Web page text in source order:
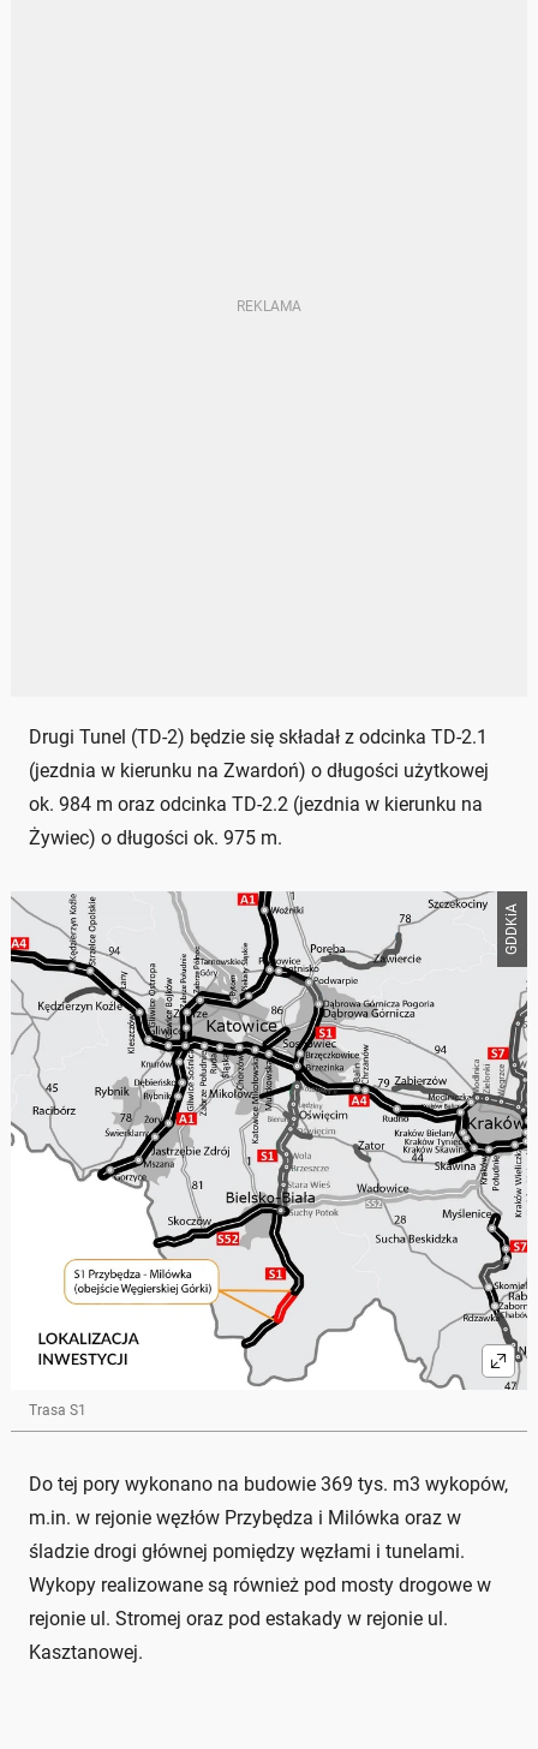
Drugi Tunel (TD-2) będzie się składał z odcinka TD-2.1
(jezdnia w kierunku na Zwardoń) o długości użytkowej
ok. 984 m oraz odcinka TD-2.2 (jezdnia w kierunku na
Żywiec) o długości ok. 975 m.
GDDKiA
Trasa S1
Do tej pory wykonano na budowie 369 tys. m3 wykopów,
m.in. w rejonie węzłów Przybędza i Milówka oraz w
śladzie drogi głównej pomiędzy węzłami i tunelami.
Wykopy realizowane są również pod mosty drogowe w
rejonie ul. Stromej oraz pod estakady w rejonie ul.
Kasztanowej.